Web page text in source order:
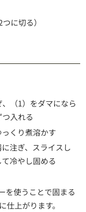
に切る）
（1）をダマになら
入れる
くり煮溶かす
注ぎ、スライスし
冷やし固める
を使うことで固まる
上がります。